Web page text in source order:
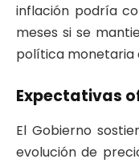
inflación podría
meses si se
política monetaria
Expectativas
El Gobierno
evolución de